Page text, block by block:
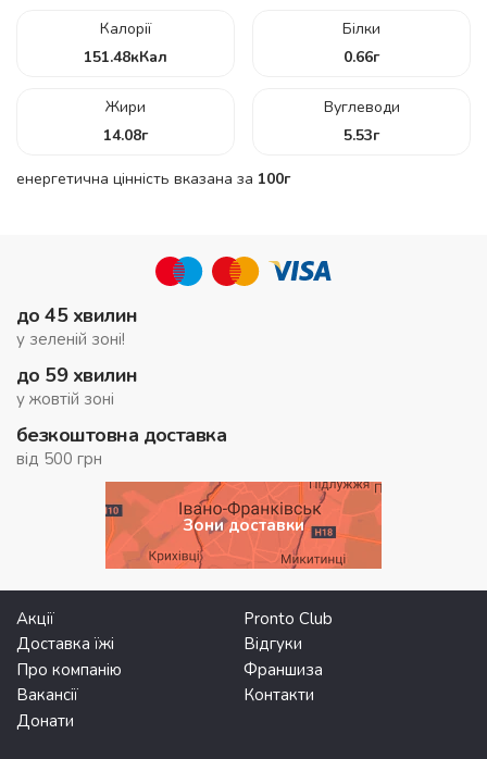
Калорії
151.48кКал
Білки
0.66г
Жири
14.08г
Вуглеводи
5.53г
енергетична цінність вказана за 100г
до 45 хвилин
у зеленій зоні!
до 59 хвилин
у жовтій зоні
безкоштовна доставка
від 500 грн
Зони доставки
Акції
Pronto Club
Доставка їжі
Відгуки
Про компанію
Франшиза
Вакансії
Контакти
Донати